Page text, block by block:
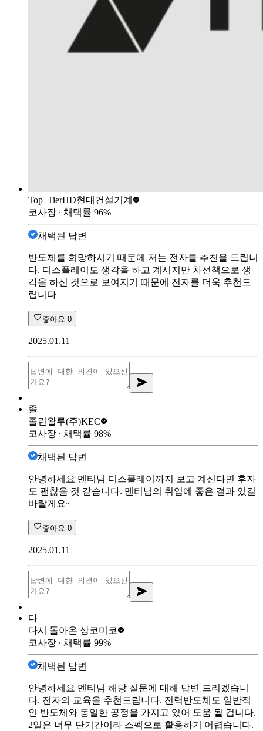
Top_TierHD현대건설기계
코사장 ∙ 채택률 96%
채택된 답변
반도체를 희망하시기 때문에 저는 전자를 추천을 드립니
다. 디스플레이도 생각을 하고 계시지만 차선책으로 생
각을 하신 것으로 보여지기 때문에 전자를 더욱 추천드
립니다
좋아요 0
2025.01.11
졸
졸린왈루(주)KEC
코사장 ∙ 채택률 98%
채택된 답변
안녕하세요 멘티님 디스플레이까지 보고 계신다면 후자
도 괜찮을 것 같습니다. 멘티님의 취업에 좋은 결과 있길
바랄게요~
좋아요 0
2025.01.11
다
다시 돌아온 상코미코
코사장 ∙ 채택률 99%
채택된 답변
안녕하세요 멘티님 해당 질문에 대해 답변 드리겠습니
다. 전자의 교육을 추천드립니다. 전력반도체도 일반적
인 반도체와 동일한 공정을 가지고 있어 도움 될 겁니다.
2일은 너무 단기간이라 스펙으로 활용하기 어렵습니다.